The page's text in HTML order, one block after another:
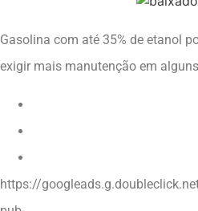
Gasolina com até 35% de etanol
exigir mais manutenção em
https://